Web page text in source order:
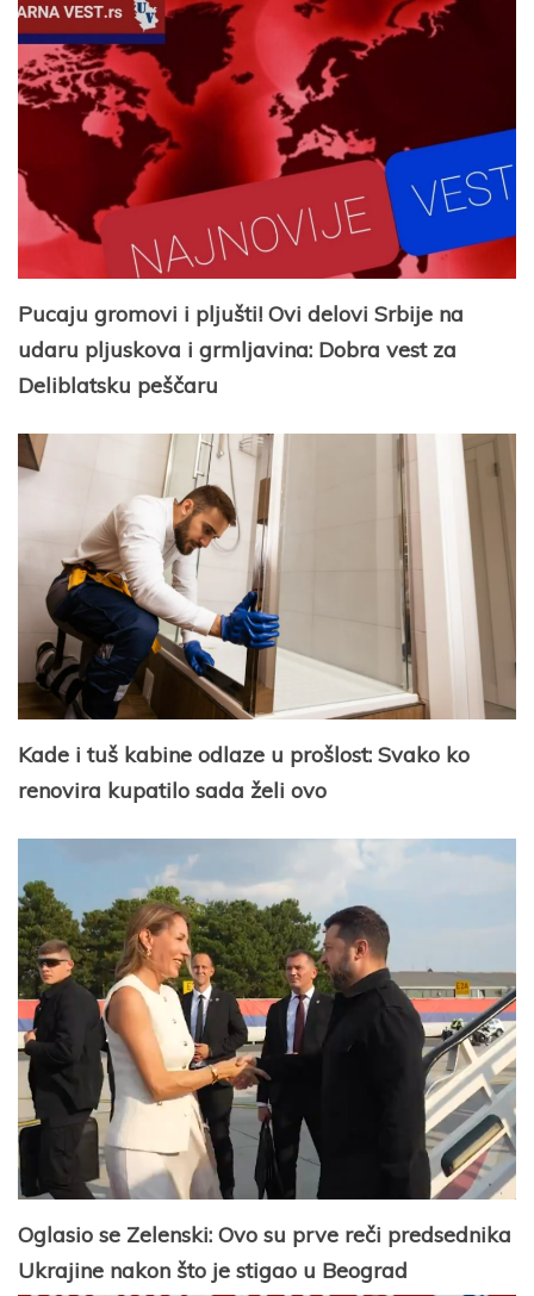
Pucaju gromovi i pljušti! Ovi delovi Srbije na
udaru pljuskova i grmljavina: Dobra vest za
Deliblatsku peščaru
Kade i tuš kabine odlaze u prošlost: Svako ko
renovira kupatilo sada želi ovo
Oglasio se Zelenski: Ovo su prve reči predsednika
Ukrajine nakon što je stigao u Beograd